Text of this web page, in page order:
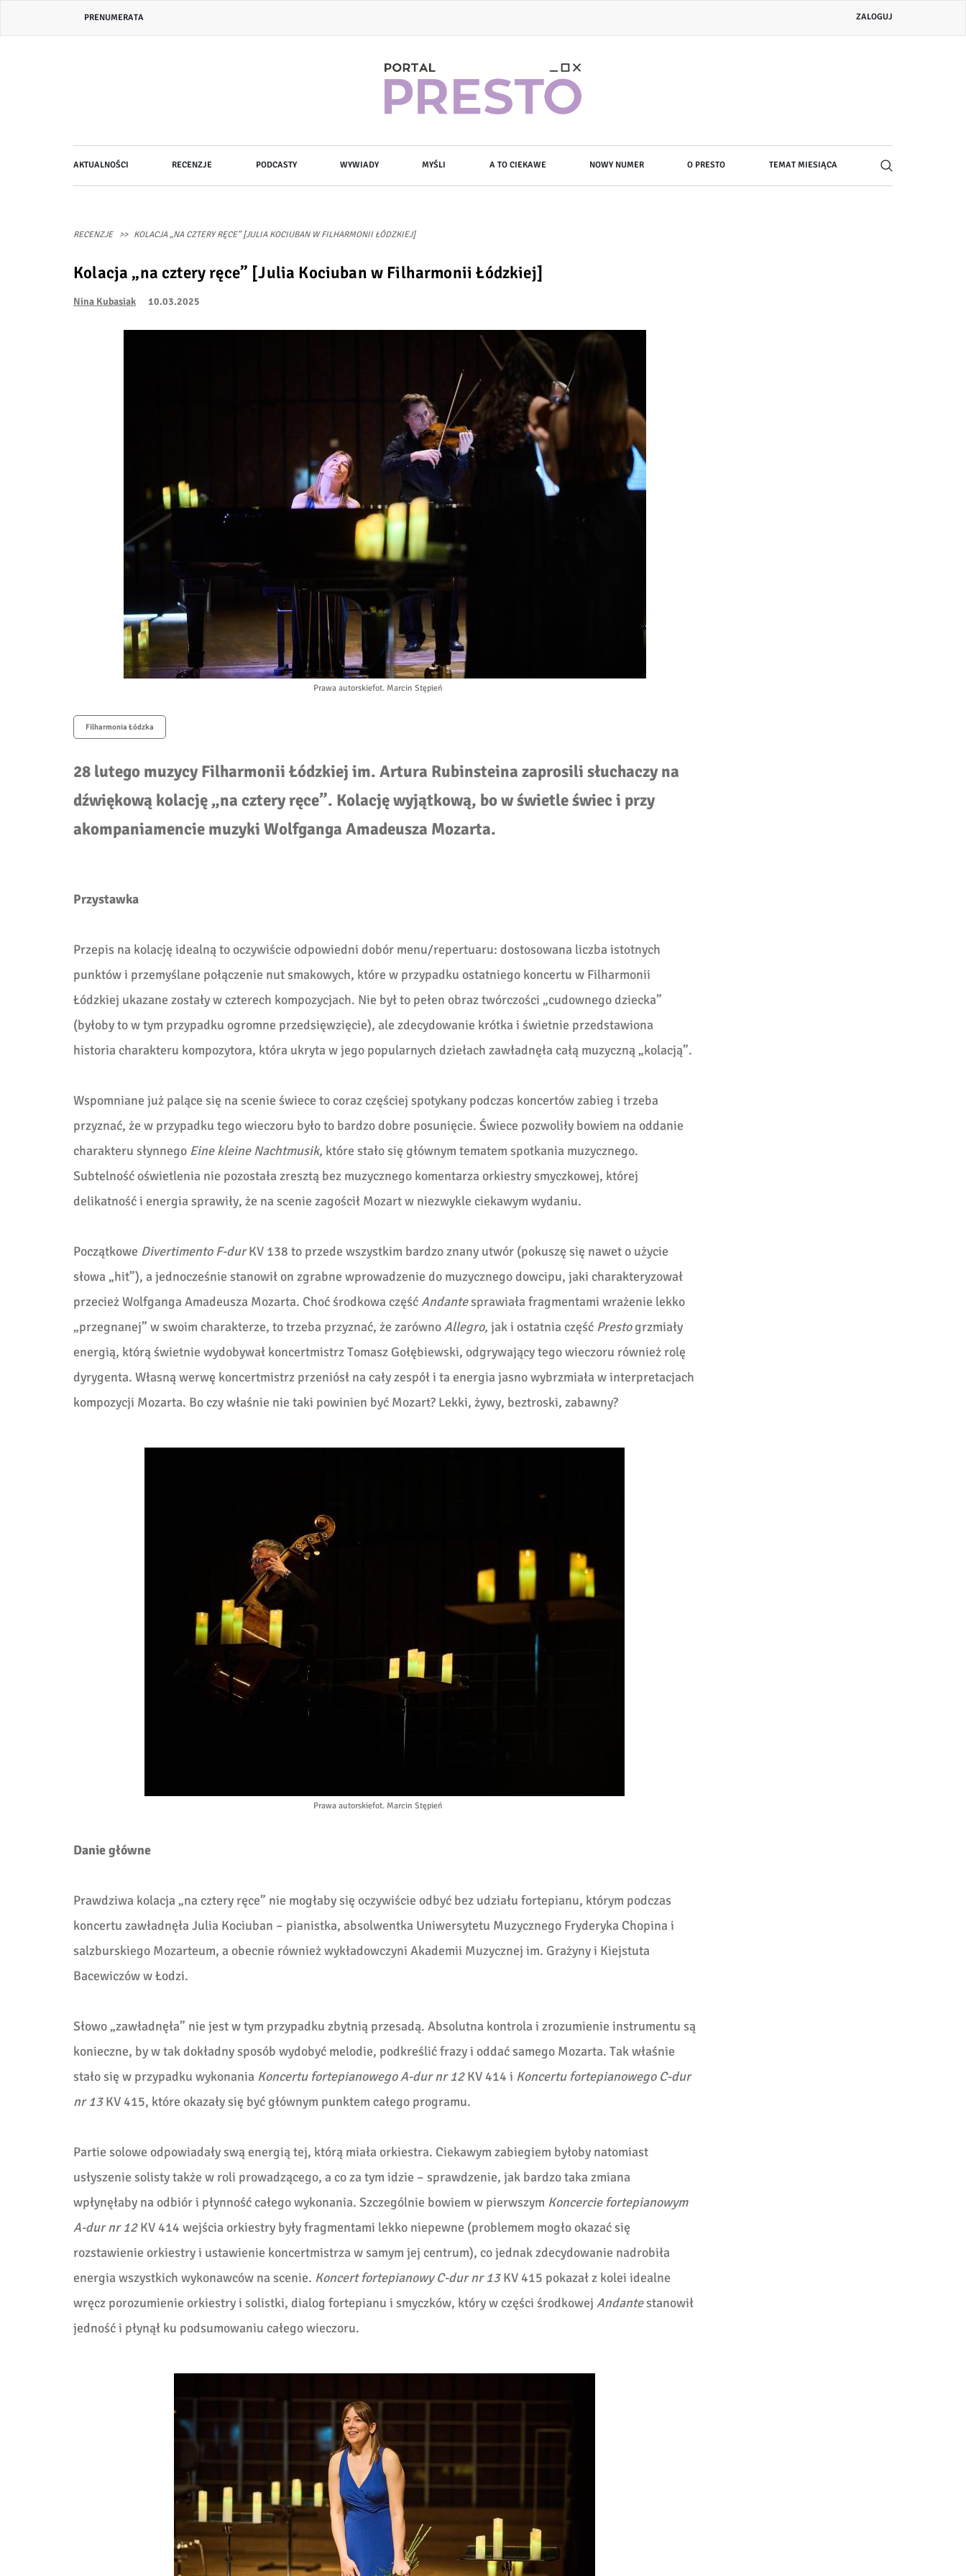
Header
PRENUMERATA
Menu
konta
ZALOGUJ
Główna
nawigacja
AKTUALNOŚCI RECENZJE PODCASTY WYWIADY MYŚLI A TO CIEKAWE NOWY NUMER O PRESTO TEMAT MIESIĄCA
RECENZJE KOLACJA „NA CZTERY RĘCE” [JULIA KOCIUBAN W FILHARMONII ŁÓDZKIEJ]
Kolacja „na cztery ręce” [Julia Kociuban w Filharmonii Łódzkiej]
Nina Kubasiak 10.03.2025
Prawa autorskiefot. Marcin Stępień
Filharmonia Łódzka
28 lutego muzycy Filharmonii Łódzkiej im. Artura Rubinsteina zaprosili słuchaczy na
dźwiękową kolację „na cztery ręce”. Kolację wyjątkową, bo w świetle świec i przy
akompaniamencie muzyki Wolfganga Amadeusza Mozarta.
Przystawka
Przepis na kolację idealną to oczywiście odpowiedni dobór menu/repertuaru: dostosowana liczba istotnych
punktów i przemyślane połączenie nut smakowych, które w przypadku ostatniego koncertu w Filharmonii
Łódzkiej ukazane zostały w czterech kompozycjach. Nie był to pełen obraz twórczości „cudownego dziecka”
(byłoby to w tym przypadku ogromne przedsięwzięcie), ale zdecydowanie krótka i świetnie przedstawiona
historia charakteru kompozytora, która ukryta w jego popularnych dziełach zawładnęła całą muzyczną „kolacją”.
Wspomniane już palące się na scenie świece to coraz częściej spotykany podczas koncertów zabieg i trzeba
przyznać, że w przypadku tego wieczoru było to bardzo dobre posunięcie. Świece pozwoliły bowiem na oddanie
charakteru słynnego Eine kleine Nachtmusik, które stało się głównym tematem spotkania muzycznego.
Subtelność oświetlenia nie pozostała zresztą bez muzycznego komentarza orkiestry smyczkowej, której
delikatność i energia sprawiły, że na scenie zagościł Mozart w niezwykle ciekawym wydaniu.
Początkowe Divertimento F-durKV 138 to przede wszystkim bardzo znany utwór (pokuszę się nawet o użycie
słowa „hit”), a jednocześnie stanowił on zgrabne wprowadzenie do muzycznego dowcipu, jaki charakteryzował
przecież Wolfganga Amadeusza Mozarta. Choć środkowa częśćAndantesprawiała fragmentami wrażenie lekko
„przegnanej” w swoim charakterze, to trzeba przyznać, że zarównoAllegro, jak i ostatnia część Prestogrzmiały
energią, którą świetnie wydobywał koncertmistrz Tomasz Gołębiewski, odgrywający tego wieczoru również rolę
dyrygenta. Własną werwę koncertmistrz przeniósł na cały zespół i ta energia jasno wybrzmiała w interpretacjach
kompozycji Mozarta. Bo czy właśnie nie taki powinien być Mozart? Lekki, żywy, beztroski, zabawny?
Prawa autorskiefot. Marcin Stępień
Danie główne
Prawdziwa kolacja „na cztery ręce” nie mogłaby się oczywiście odbyć bez udziału fortepianu, którym podczas
koncertu zawładnęła Julia Kociuban – pianistka, absolwentka Uniwersytetu Muzycznego Fryderyka Chopina i
salzburskiego Mozarteum, a obecnie również wykładowczyni Akademii Muzycznej im. Grażyny i Kiejstuta
Bacewiczów w Łodzi.
Słowo „zawładnęła” nie jest w tym przypadku zbytnią przesadą. Absolutna kontrola i zrozumienie instrumentu są
konieczne, by w tak dokładny sposób wydobyć melodie, podkreślić frazy i oddać samego Mozarta. Tak właśnie
stało się w przypadku wykonania Koncertu fortepianowego A-dur nr 12KV 414 i Koncertu fortepianowego C-dur
nr 13KV 415, które okazały się być głównym punktem całego programu.
Partie solowe odpowiadały swą energią tej, którą miała orkiestra. Ciekawym zabiegiem byłoby natomiast
usłyszenie solisty także w roli prowadzącego, a co za tym idzie – sprawdzenie, jak bardzo taka zmiana
wpłynęłaby na odbiór i płynność całego wykonania. Szczególnie bowiem w pierwszym Koncercie fortepianowym
A-dur nr 12KV 414 wejścia orkiestry były fragmentami lekko niepewne (problemem mogło okazać się
rozstawienie orkiestry i ustawienie koncertmistrza w samym jej centrum), co jednak zdecydowanie nadrobiła
energia wszystkich wykonawców na scenie. Koncert fortepianowy C-dur nr 13KV 415 pokazał z kolei idealne
wręcz porozumienie orkiestry i solistki, dialog fortepianu i smyczków, który w części środkowej Andantestanowił
jedność i płynął ku podsumowaniu całego wieczoru.